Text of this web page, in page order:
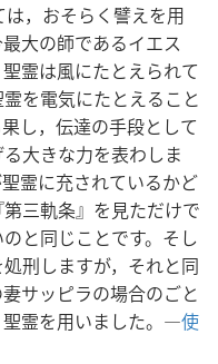
，おそらく譬えを用
大の師であるイエス
霊は風にたとえられて
を電気にたとえること
し，伝達の手段として
大きな力を表わしま
霊に充されているかど
三軌条』を見ただけで
と同じことです。そし
刑しますが，それと同
サッピラの場合のごと
聖霊を用いました。―使